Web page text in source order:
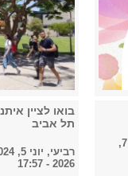
שישי, אוגוסט 7,
בואו לציין
תל אביב
רביעי, יוני 5, 2024 - 10:00
2026 - 17:57